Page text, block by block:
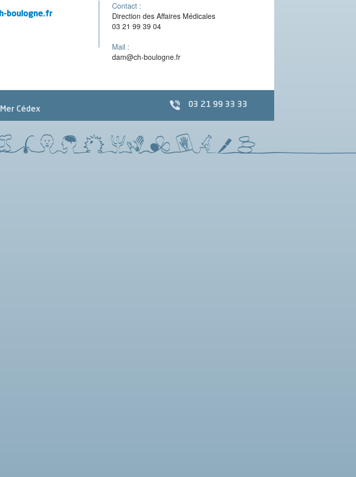
boulogne.fr
Contact :
Direction des Affaires Médicales
03 21 99 39 04
Mail :
dam@ch-boulogne.fr
Cédex
03 21 99 33 33